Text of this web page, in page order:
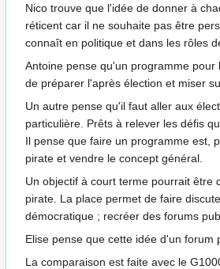
Nico trouve que l'idée de donner à
réticent car il ne souhaite pas être
connaît en politique et dans les rôles
Antoine pense qu'un programme
de préparer l'après élection et miser
Un autre pense qu'il faut aller aux
particulière. Prêts à relever les défis
Il pense que faire un programme est,
pirate et vendre le concept général.
Un objectif à court terme pourrait être
pirate. La place permet de faire
démocratique ; recréer des forums
Elise pense que cette idée d'un
La comparaison est faite avec le